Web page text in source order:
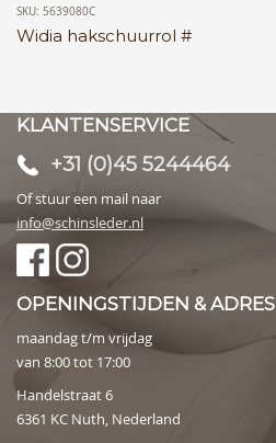
SKU: 5639080C
Widia hakschuurrol #
KLANTENSERVICE
+31 (0)45 5244464
Of stuur een mail naar
info@schinsleder.nl
OPENINGSTIJDEN & ADRES
maandag t/m vrijdag
van 8:00 tot 17:00
Handelstraat 6
6361 KC Nuth, Nederland